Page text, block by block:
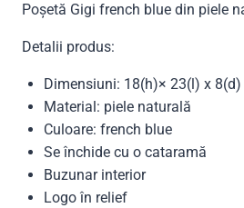
Poșetă Gigi french blue din piele
Detalii produs:
Dimensiuni: 18(h)× 23(l) x 8(d)
Material: piele naturală
Culoare: french blue
Se închide cu o cataramă
Buzunar interior
Logo în relief